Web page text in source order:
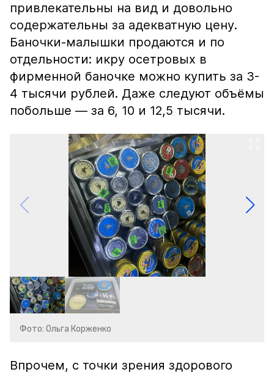
привлекательны на вид и довольно
содержательны за адекватную цену.
Баночки-малышки продаются и по
отдельности: икру осетровых в
фирменной баночке можно купить за 3-
4 тысячи рублей. Даже следуют объёмы
побольше — за 6, 10 и 12,5 тысячи.
Фото: Ольга Корженко
Впрочем, с точки зрения здорового